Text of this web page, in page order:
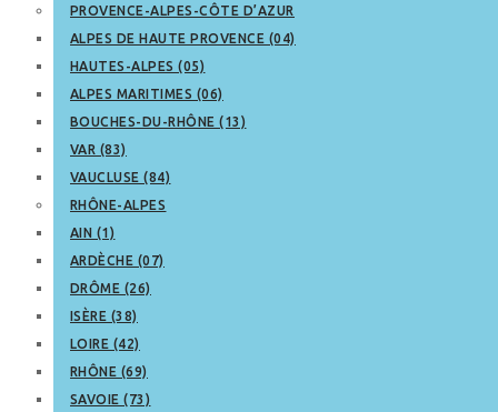
PROVENCE-ALPES-CÔTE D’AZUR
ALPES DE HAUTE PROVENCE (04)
HAUTES-ALPES (05)
ALPES MARITIMES (06)
BOUCHES-DU-RHÔNE (13)
VAR (83)
VAUCLUSE (84)
RHÔNE-ALPES
AIN (1)
ARDÈCHE (07)
DRÔME (26)
ISÈRE (38)
LOIRE (42)
RHÔNE (69)
SAVOIE (73)